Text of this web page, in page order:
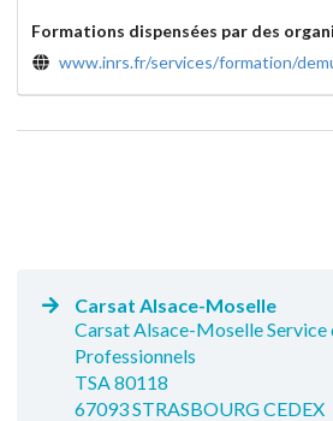
Formations dispensées par des
www.inrs.fr/services/formation/
Carsat Alsace-Moselle
Carsat Alsace-Moselle Service
Professionnels
TSA 80118
67093 STRASBOURG CEDEX